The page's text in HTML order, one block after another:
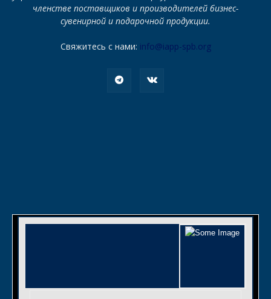
членстве поставщиков и производителей бизнес-
сувенирной и подарочной продукции.
Свяжитесь с нами: info@iapp-spb.org